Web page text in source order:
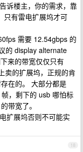
诉楼主，你的需求，靠
只有雷电扩展坞才可
需要 12.54gbps 的
的 display alternate
来的带宽仅仅只有
卖的扩展坞，正规的肯
在的。 大部分都是
，剩下的 usb 哪怕标
带宽了。
扩展坞否则不可能实
18